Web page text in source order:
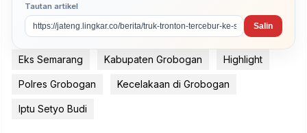
Tautan artikel
Salin
Eks Semarang Kabupaten Grobogan Highlight
Polres Grobogan Kecelakaan di Grobogan
Iptu Setyo Budi